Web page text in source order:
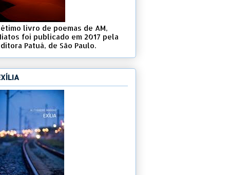
livro de poemas de AM,
foi publicado em 2017 pela
Patuá, de São Paulo.